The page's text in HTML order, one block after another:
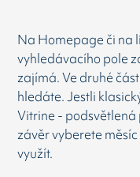
Na Homepage či na
vyhledávacího pole
zajímá. Ve druhé
hledáte. Jestli
Vitrine - podsvětlená
závěr vyberete
využít.